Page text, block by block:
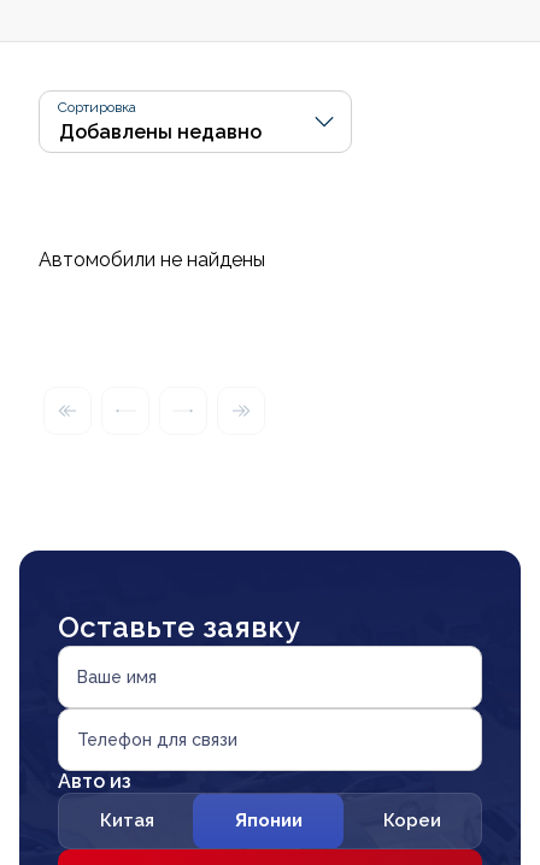
Сортировка
Автомобили не найдены
Оставьте заявку
Ваше имя
Телефон для связи
Авто из
Китая Японии Кореи